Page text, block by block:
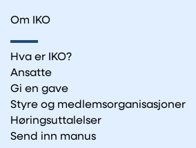
Om IKO
Hva er IKO?
Ansatte
Gi en gave
Styre og medlemsorganisasjoner
Høringsuttalelser
Send inn manus